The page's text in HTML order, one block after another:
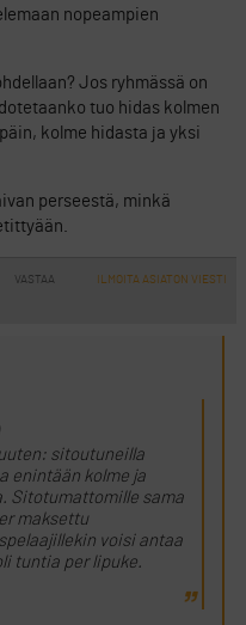
nopeampien
Jos ryhmässä on
tuo hidas kolmen
kolme hidasta ja yksi
perseestä, minkä
VASTAA ILMOITA ASIATON VIESTI
sitoutuneilla
enintään kolme ja
Sitotumattomille sama
maksettu
voisi antaa
tuntia per lipuke.